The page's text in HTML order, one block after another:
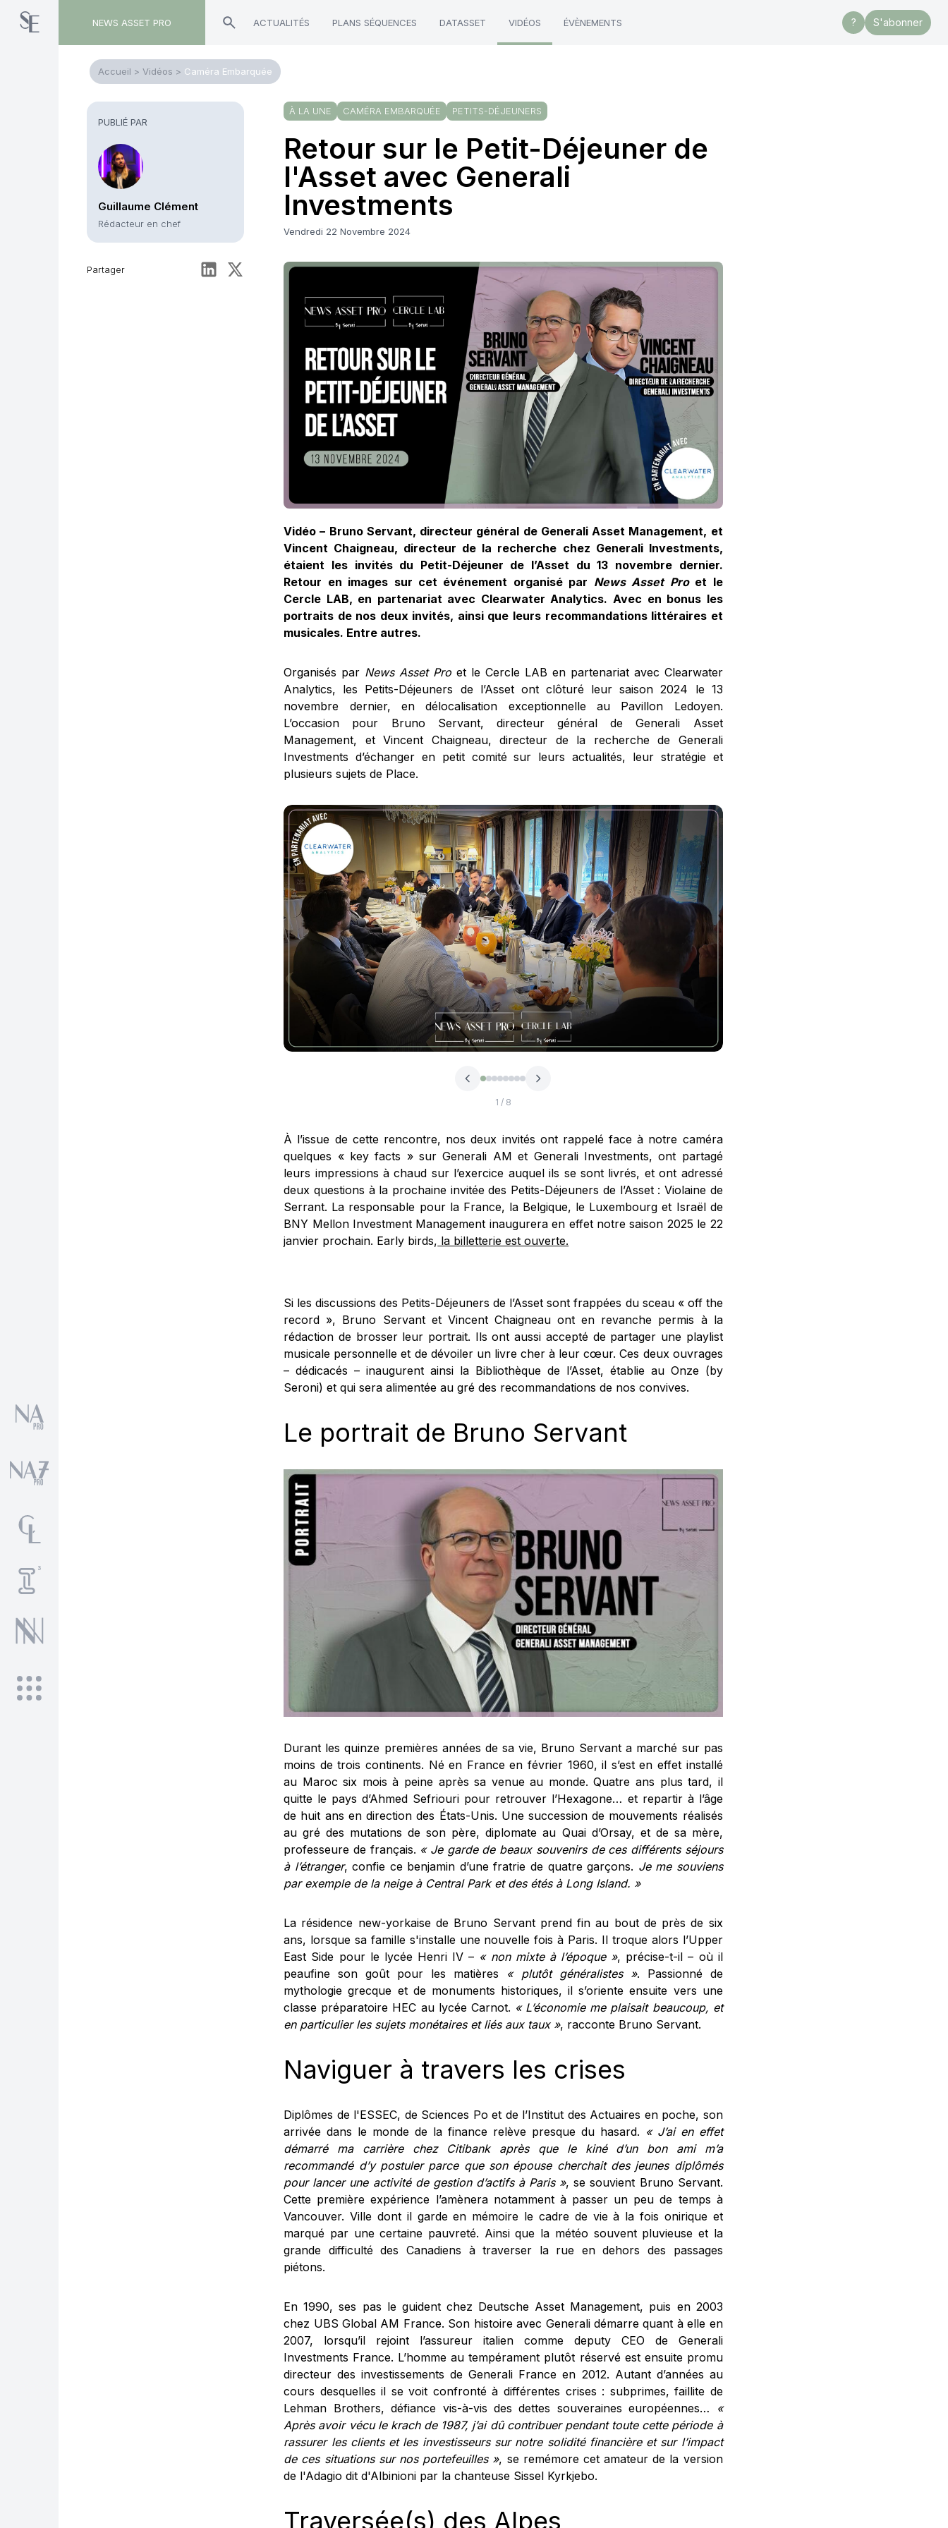
NEWS ASSET PRO ACTUALITÉS PLANS SÉQUENCES DATASSET VIDÉOS ÉVÈNEMENTS ? S'abonner
Accueil > Vidéos > Caméra Embarquée
PUBLIÉ PAR
Guillaume Clément
Rédacteur en chef
Partager
À LA UNE CAMÉRA EMBARQUÉE PETITS-DÉJEUNERS
Retour sur le Petit-Déjeuner de
l'Asset avec Generali
Investments
Vendredi 22 Novembre 2024
Vidéo – Bruno Servant, directeur général de Generali Asset Management, et
Vincent Chaigneau, directeur de la recherche chez Generali Investments,
étaient les invités du Petit-Déjeuner de l’Asset du 13 novembre dernier.
Retour en images sur cet événement organisé par News Asset Proet le
Cercle LAB, en partenariat avec Clearwater Analytics. Avec en bonus les
portraits de nos deux invités, ainsi que leurs recommandations littéraires et
musicales. Entre autres.
Organisés par News Asset Pro et le Cercle LAB en partenariat avec Clearwater
Analytics, les Petits-Déjeuners de l’Asset ont clôturé leur saison 2024 le 13
novembre dernier, en délocalisation exceptionnelle au Pavillon Ledoyen.
L’occasion pour Bruno Servant, directeur général de Generali Asset
Management, et Vincent Chaigneau, directeur de la recherche de Generali
Investments d’échanger en petit comité sur leurs actualités, leur stratégie et
plusieurs sujets de Place.
1 / 8
À l’issue de cette rencontre, nos deux invités ont rappelé face à notre caméra
quelques « key facts » sur Generali AM et Generali Investments, ont partagé
leurs impressions à chaud sur l’exercice auquel ils se sont livrés, et ont adressé
deux questions à la prochaine invitée des Petits-Déjeuners de l’Asset : Violaine de
Serrant. La responsable pour la France, la Belgique, le Luxembourg et Israël de
BNY Mellon Investment Management inaugurera en effet notre saison 2025 le 22
janvier prochain. Early birds, la billetterie est ouverte.
Si les discussions des Petits-Déjeuners de l’Asset sont frappées du sceau « off the
record », Bruno Servant et Vincent Chaigneau ont en revanche permis à la
rédaction de brosser leur portrait. Ils ont aussi accepté de partager une playlist
musicale personnelle et de dévoiler un livre cher à leur cœur. Ces deux ouvrages
– dédicacés – inaugurent ainsi la Bibliothèque de l’Asset, établie au Onze (by
Seroni) et qui sera alimentée au gré des recommandations de nos convives.
Le portrait de Bruno Servant
Durant les quinze premières années de sa vie, Bruno Servant a marché sur pas
moins de trois continents. Né en France en février 1960, il s’est en effet installé
au Maroc six mois à peine après sa venue au monde. Quatre ans plus tard, il
quitte le pays d’Ahmed Sefriouri pour retrouver l’Hexagone… et repartir à l’âge
de huit ans en direction des États-Unis. Une succession de mouvements réalisés
au gré des mutations de son père, diplomate au Quai d’Orsay, et de sa mère,
professeure de français. « Je garde de beaux souvenirs de ces différents séjours
à l’étranger, confie ce benjamin d’une fratrie de quatre garçons. Je me souviens
par exemple de la neige à Central Park et des étés à Long Island. »
La résidence new-yorkaise de Bruno Servant prend fin au bout de près de six
ans, lorsque sa famille s'installe une nouvelle fois à Paris. Il troque alors l’Upper
East Side pour le lycée Henri IV – « non mixte à l’époque », précise-t-il – où il
peaufine son goût pour les matières « plutôt généralistes ». Passionné de
mythologie grecque et de monuments historiques, il s’oriente ensuite vers une
classe préparatoire HEC au lycée Carnot. « L’économie me plaisait beaucoup, et
en particulier les sujets monétaires et liés aux taux », racconte Bruno Servant.
Naviguer à travers les crises
Diplômes de l'ESSEC, de Sciences Po et de l’Institut des Actuaires en poche, son
arrivée dans le monde de la finance relève presque du hasard. « J’ai en effet
démarré ma carrière chez Citibank après que le kiné d’un bon ami m’a
recommandé d’y postuler parce que son épouse cherchait des jeunes diplômés
pour lancer une activité de gestion d’actifs à Paris », se souvient Bruno Servant.
Cette première expérience l’amènera notamment à passer un peu de temps à
Vancouver. Ville dont il garde en mémoire le cadre de vie à la fois onirique et
marqué par une certaine pauvreté. Ainsi que la météo souvent pluvieuse et la
grande difficulté des Canadiens à traverser la rue en dehors des passages
piétons.
En 1990, ses pas le guident chez Deutsche Asset Management, puis en 2003
chez UBS Global AM France. Son histoire avec Generali démarre quant à elle en
2007, lorsqu’il rejoint l’assureur italien comme deputy CEO de Generali
Investments France. L’homme au tempérament plutôt réservé est ensuite promu
directeur des investissements de Generali France en 2012. Autant d’années au
cours desquelles il se voit confronté à différentes crises : subprimes, faillite de
Lehman Brothers, défiance vis-à-vis des dettes souveraines européennes…
«
Après avoir vécu le krach de 1987, j’ai dû contribuer pendant toute cette période à
rassurer les clients et les investisseurs sur notre solidité financière et sur l’impact
de ces situations sur nos portefeuilles », se remémore cet amateur de la version
de l'Adagio dit d'Albinioni par la chanteuse Sissel Kyrkjebo.
Traversée(s) des Alpes